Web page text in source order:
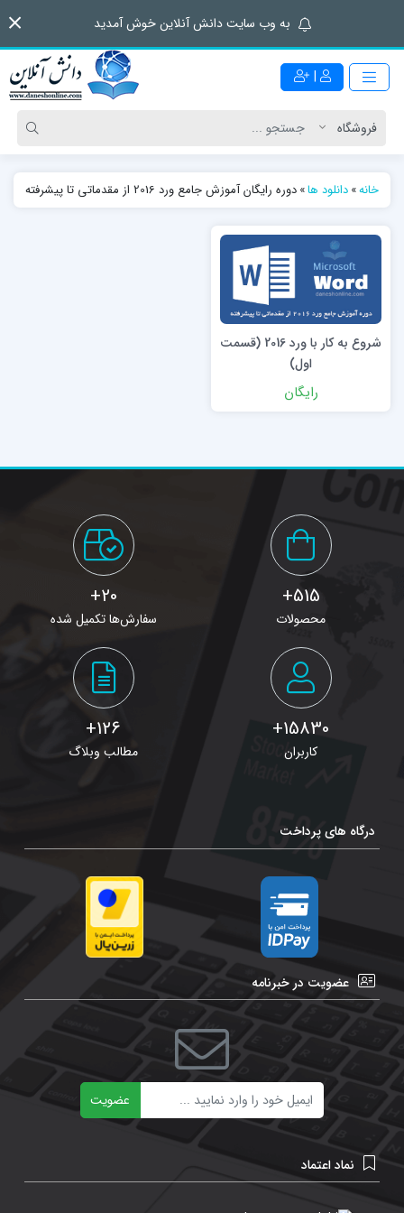
به وب سایت دانش آنلاین خوش آمدید
|
خانه»دانلود ها»دوره رایگان آموزش جامع ورد 2016 از مقدماتی تا پیشرفته
شروع به کار با ورد 2016 (قسمت
اول)
رایگان
515+
محصولات
20+
سفارش‌ها تکمیل شده
15830+
کاربران
126+
مطالب وبلاگ
درگاه های پرداخت
عضویت در خبرنامه
عضویت
نماد اعتماد